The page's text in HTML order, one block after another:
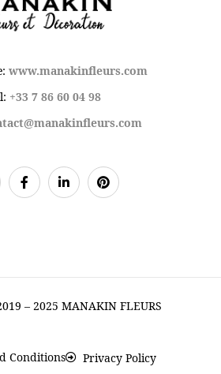
www.manakinfleurs.com
+33 7 86 60 04 98
– 2025 MANAKIN FLEURS
Conditions Privacy Policy